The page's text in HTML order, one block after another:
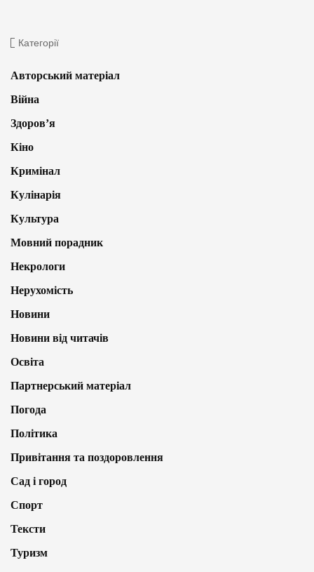
Категорії
Авторський матеріал
Війна
Здоров’я
Кіно
Кримінал
Кулінарія
Культура
Мовний порадник
Некрологи
Нерухомість
Новини
Новини від читачів
Освіта
Партнерський матеріал
Погода
Політика
Привітання та поздоровлення
Сад і город
Спорт
Тексти
Туризм